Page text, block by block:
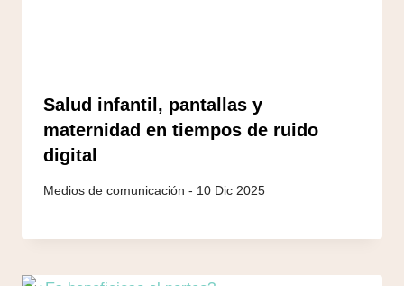
Salud infantil, pantallas y
maternidad en tiempos de ruido
digital
10 Dic 2025